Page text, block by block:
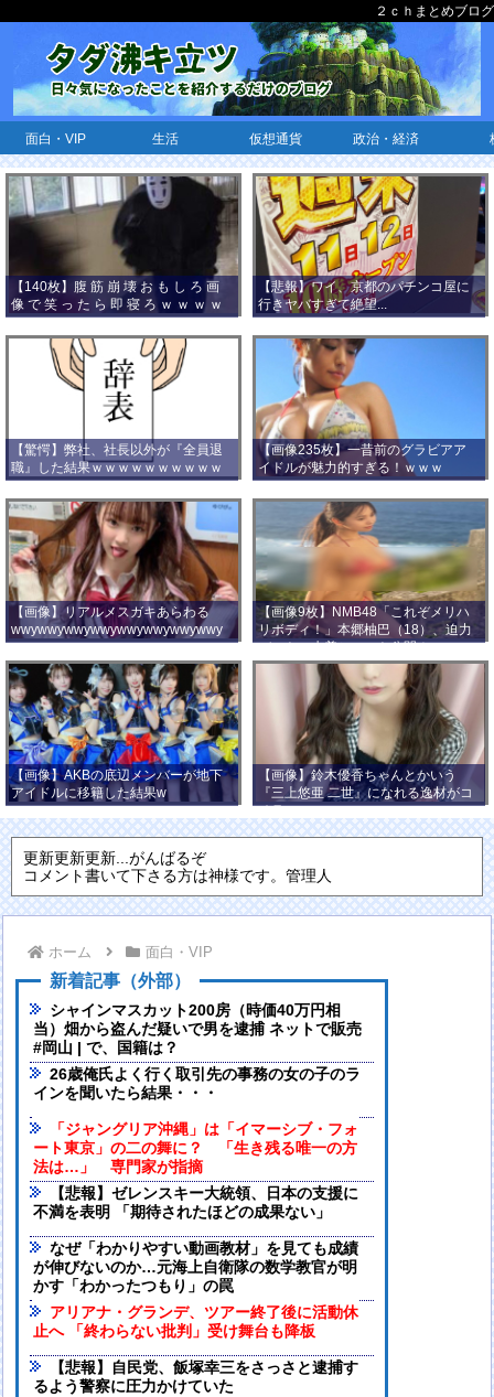
２ｃｈまとめブログ
面白・VIP 生活 仮想通貨 政治・経済
【140枚】腹 筋 崩 壊 お も し ろ 画
像 で 笑 っ た ら 即 寝 ろ ｗ ｗ ｗ ｗ
ｗ ｗ ｗ ｗ ｗ ｗ ｗ ｗ
【悲報】ワイ、京都のパチンコ屋に
行きヤバすぎて絶望...
【驚愕】弊社、社長以外が『全員退
職』した結果ｗｗｗｗｗｗｗｗｗｗ
ｗｗｗ
【画像235枚】一昔前のグラビアア
イドルが魅力的すぎる！ｗｗｗ
【画像】リアルメスガキあらわる
wwywwywwywwywwywwywwywwy
wwy
【画像9枚】NMB48「これぞメリハ
リボディ！」本郷柚巴（18）、迫力
バストの水着ショット公開！
【画像】AKBの底辺メンバーが地下
アイドルに移籍した結果w
【画像】鈴木優香ちゃんとかいう
『三上悠亜 二世』になれる逸材がコ
チラ
更新更新更新...がんばるぞ
コメント書いて下さる方は神様です。管理人
ホーム 面白・VIP
新着記事（外部）
シャインマスカット200房（時価40万円相
当）畑から盗んだ疑いで男を逮捕 ネットで販売
#岡山 | で、国籍は？
26歳俺氏よく行く取引先の事務の女の子のラ
インを聞いたら結果・・・
「ジャングリア沖縄」は「イマーシブ・フォ
ート東京」の二の舞に？ 「生き残る唯一の方
法は…」 専門家が指摘
【悲報】ゼレンスキー大統領、日本の支援に
不満を表明 「期待されたほどの成果ない」
なぜ「わかりやすい動画教材」を見ても成績
が伸びないのか…元海上自衛隊の数学教官が明
かす「わかったつもり」の罠
アリアナ・グランデ、ツアー終了後に活動休
止へ 「終わらない批判」受け舞台も降板
【悲報】自民党、飯塚幸三をさっさと逮捕す
るよう警察に圧力かけていた